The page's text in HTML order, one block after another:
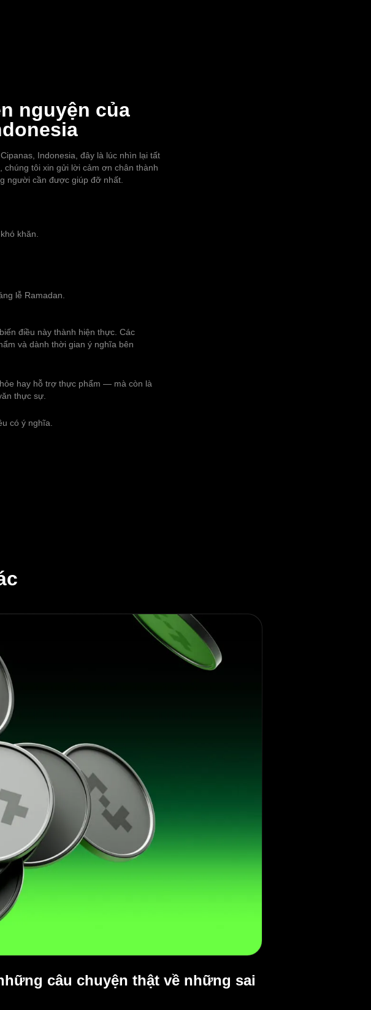
nguyện của
Indonesia, đây là lúc nhìn lại tất
tôi xin gửi lời cảm ơn chân thành
người cần được giúp đỡ nhất.
khăn.
lễ Ramadan.
điều này thành hiện thực. Các
và dành thời gian ý nghĩa bên
hay hỗ trợ thực phẩm — mà còn là
thực sự.
có ý nghĩa.
câu chuyện thật về những sai